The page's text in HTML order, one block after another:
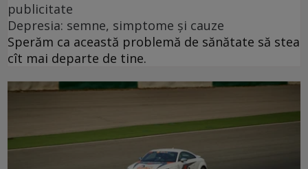
publicitate
Depresia: semne, simptome și cauze
Sperăm ca această problemă de sănătate să stea
cît mai departe de tine.